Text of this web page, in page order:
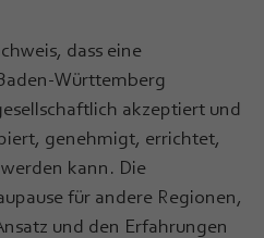
dass eine
Württemberg
akzeptiert und
genehmigt, errichtet,
kann. Die
für andere Regionen,
und den Erfahrungen